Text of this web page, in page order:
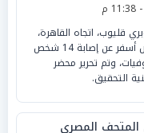
قليوب، اتجاه القاهرة،
اليوم، حادث انقلاب ميكروباص أسفر عن إصابة 14 شخص
وتم تحرير محضر
التحقيق.
المتحف المصري